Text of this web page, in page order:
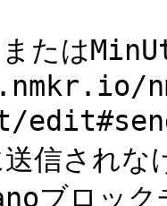
たは
信されな
ブロッ